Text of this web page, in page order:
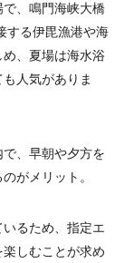
、鳴門海峡大橋
する伊毘漁港や海
、夏場は海水浴
人気がありま
、早朝や夕方を
がメリット。
るため、指定エ
しむことが求め